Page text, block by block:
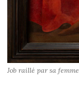
Job raillé par sa femme